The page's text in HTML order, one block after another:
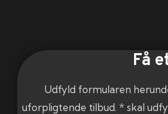
Få
Udfyld formularen
uforpligtende tilbud. * skal